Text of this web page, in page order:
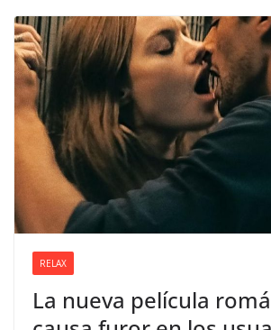
RELAX
La nueva película